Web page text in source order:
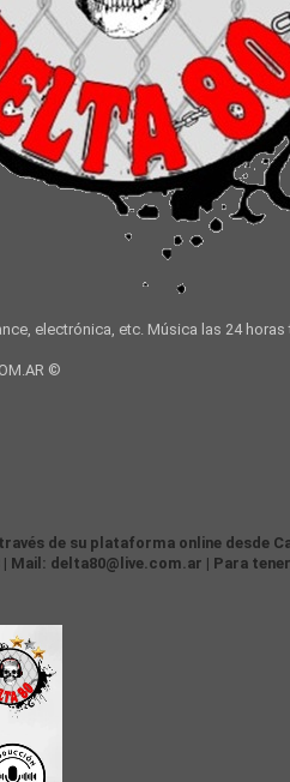
electrónica, etc. Música las 24
©
de su plataforma online desde
| Mail: delta80@live.com.ar | Para